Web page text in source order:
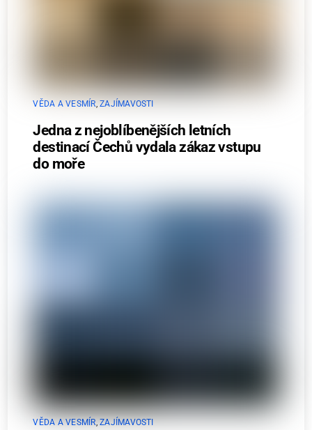
VĚDA A VESMÍR,ZAJÍMAVOSTI
Jedna z nejoblíbenějších letních
destinací Čechů vydala zákaz vstupu
do moře
VĚDA A VESMÍR,ZAJÍMAVOSTI